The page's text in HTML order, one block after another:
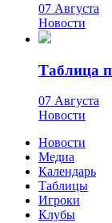
07 Августа
Новости
Таблица
07 Августа
Новости
Новости
Медиа
Календарь
Таблицы
Игроки
Клубы